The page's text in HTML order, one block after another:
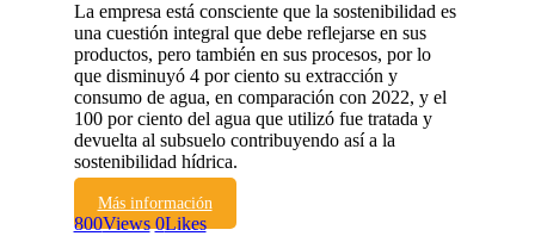
La empresa está consciente que la sostenibilidad es
una cuestión integral que debe reflejarse en sus
productos, pero también en sus procesos, por lo
que disminuyó 4 por ciento su extracción y
consumo de agua, en comparación con 2022, y el
100 por ciento del agua que utilizó fue tratada y
devuelta al subsuelo contribuyendo así a la
sostenibilidad hídrica.
Más información
800Views 0Likes